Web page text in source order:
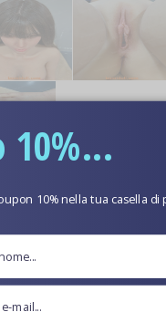
Pelle
10%...
10% nella tua casella di